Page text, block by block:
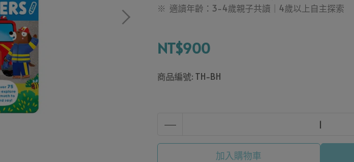
※ 適讀年齡：3-4歲親子共讀｜4歲以上自主探索
NT$900
商品編號: TH-BH
加入購物車